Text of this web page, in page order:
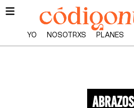
YO NOSOTRXS PLANES
abrazos